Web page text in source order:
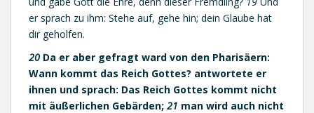
er sprach zu ihm: Stehe auf, gehe hin; dein Glaube hat
dir geholfen.
20 Da er aber gefragt ward von den Pharisäern:
Wann kommt das Reich Gottes? antwortete er
ihnen und sprach: Das Reich Gottes kommt nicht
mit äußerlichen Gebärden; 21 man wird auch nicht